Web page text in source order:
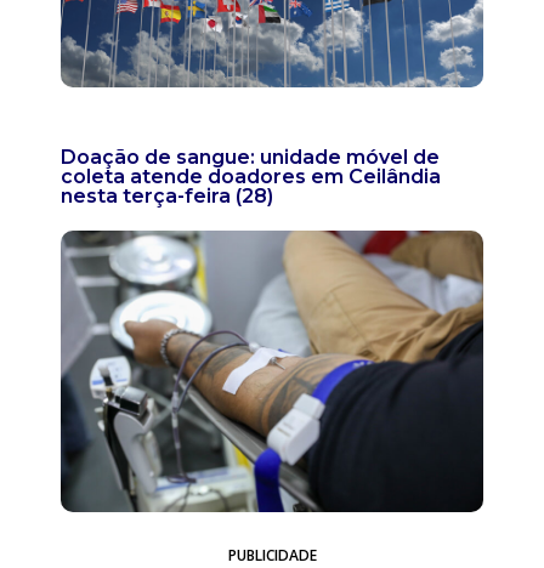
Doação de sangue: unidade móvel de
coleta atende doadores em Ceilândia
nesta terça-feira (28)
PUBLICIDADE